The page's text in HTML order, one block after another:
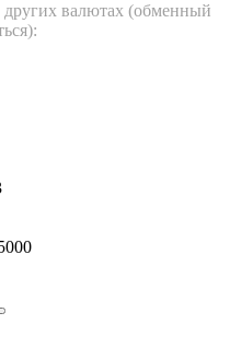
валютах (обменный